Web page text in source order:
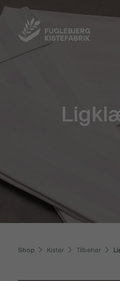
Shop Kister Tilbehør